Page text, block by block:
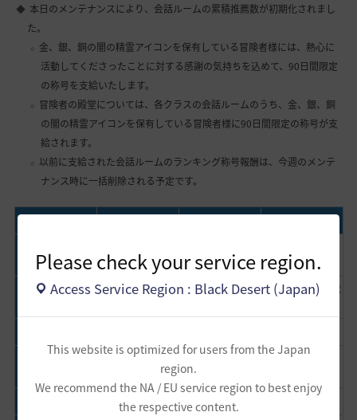
Please check your service region.
Access Service Region : Black Desert (Japan)
This website is optimized for users from the Japan
region.
We recommend the NA / EU service region to best enjoy
the respective content.
本日のメンテナンスにより、会話ルームの累積推薦数が初期化されまし
た。
金、銀、銅の闇の精霊アイコンを保有している冒険者様には、熱心に
活動してくださったことに対する感謝の気持ちを込めて、90日間限定
の称号を支給いたします。
冒険者の殿堂については、各クラスの会話ルームのうち、金、銀、銅
の闇の精霊アイコンを保有している冒険者様に90日間限定の称号が支
給されます。
以前に支給された会話ルームのランキング称号報酬は、今週のメンテ
ナンス時に一括削除される予定です。
月がさ旅館
者
者
ド
酒樽の踊るマカジ
みんなを取り仕切 頼もしい一等航海 努力する二等操舵
冷酷な虐殺者
センス溢れるハン
黄金の手の持ち主 手先が器用